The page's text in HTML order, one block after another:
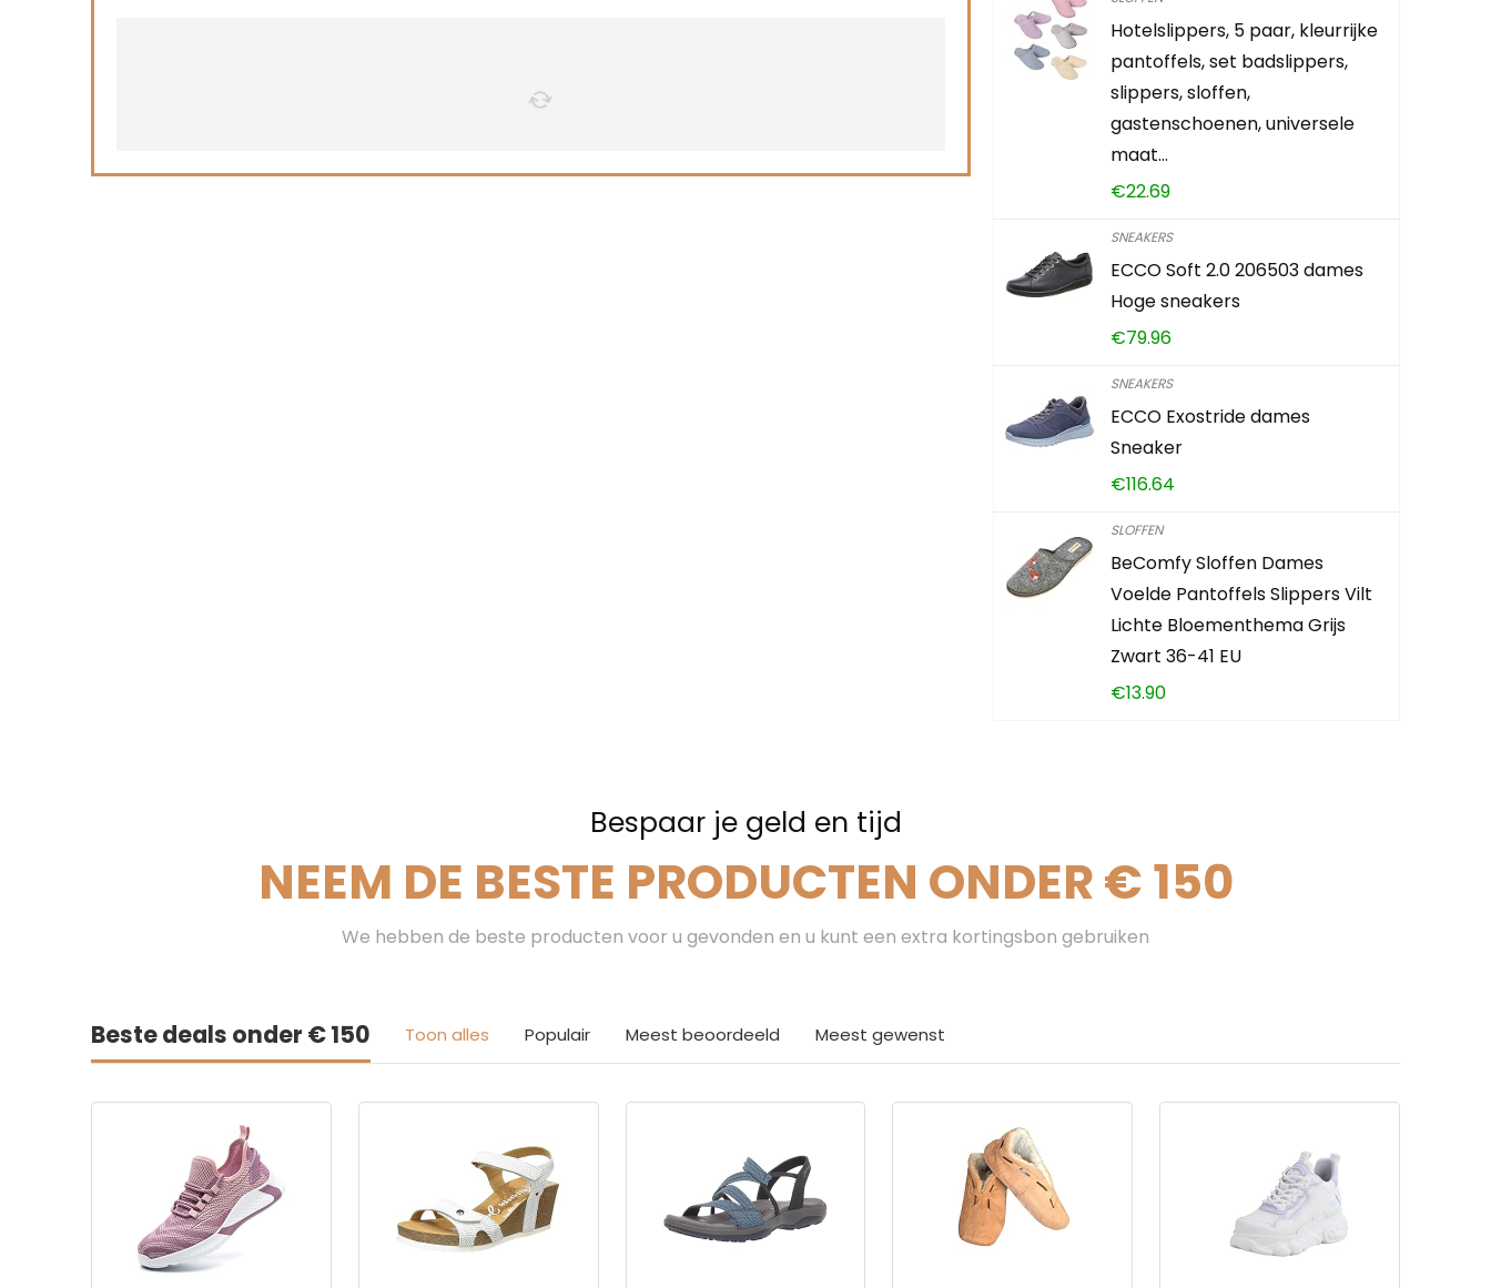
Hotelslippers, 5 paar, kleurrijke
pantoffels, set badslippers,
slippers, sloffen,
gastenschoenen, universele
maat…
€22.69
SNEAKERS
ECCO Soft 2.0 206503 dames
Hoge sneakers
€79.96
SNEAKERS
ECCO Exostride dames
Sneaker
€116.64
SLOFFEN
BeComfy Sloffen Dames
Voelde Pantoffels Slippers Vilt
Lichte Bloementhema Grijs
Zwart 36-41 EU
€13.90
Bespaar je geld en tijd
NEEM DE BESTE PRODUCTEN ONDER € 150
We hebben de beste producten voor u gevonden en u kunt een extra kortingsbon gebruiken
Beste deals onder € 150 Toon alles Populair Meest beoordeeld Meest gewenst